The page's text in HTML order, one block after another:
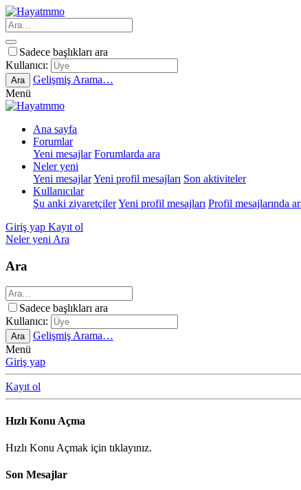
Sadece başlıkları ara
Kullanıcı:
Ara
Gelişmiş Arama…
Menü
Ana sayfa
Forumlar
Yeni mesajlar Forumlarda ara
Neler yeni
Yeni mesajlarYeni profil mesajları Son aktiviteler
Kullanıcılar
Şu anki ziyaretçilerYeni profil mesajları Profil mesajlarında
Giriş yap Kayıt ol
Neler yeni Ara
Ara
Sadece başlıkları ara
Kullanıcı:
Ara
Gelişmiş Arama…
Menü
Giriş yap
Kayıt ol
Hızlı Konu Açma
Hızlı Konu Açmak için tıklayınız.
Son Mesajlar